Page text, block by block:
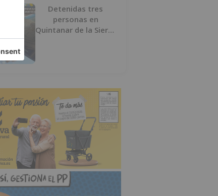
Detenidas tres
personas en
Quintanar de la Sierra